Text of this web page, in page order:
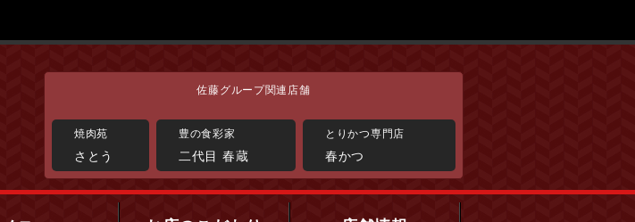
佐藤グループ関連店舗
焼肉苑
さとう
豊の食彩家
二代目 春蔵
とりかつ専門店
春かつ